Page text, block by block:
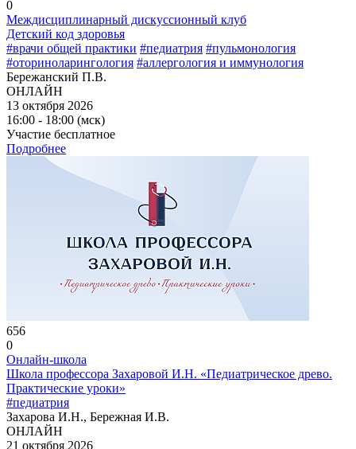
0
Междисциплинарный дискуссионный клуб
Детский код здоровья
#врачи общей практики #педиатрия #пульмонология
#оториноларингология #аллергология и иммунология
Бережанский П.В.
ОНЛАЙН
13 октября 2026
16:00 - 18:00 (мск)
Участие бесплатное
Подробнее
656
0
Онлайн-школа
Школа профессора Захаровой И.Н. «Педиатрическое древо.
Практические уроки»
#педиатрия
Захарова И.Н., Бережная И.В.
ОНЛАЙН
21 октября 2026